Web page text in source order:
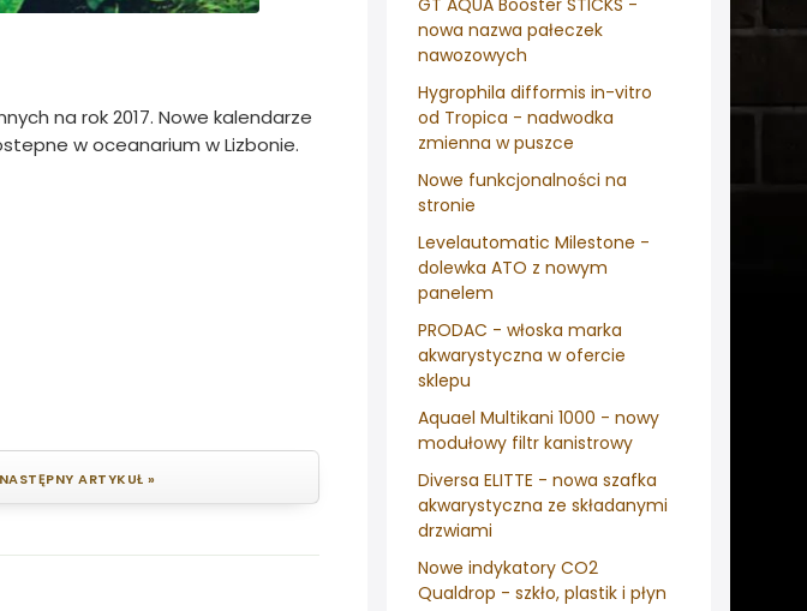
GT AQUA Booster STICKS -
nowa nazwa pałeczek
nawozowych
Hygrophila difformis in-vitro
od Tropica - nadwodka
zmienna w puszce
Nowe funkcjonalności na
stronie
Levelautomatic Milestone -
dolewka ATO z nowym
panelem
PRODAC - włoska marka
akwarystyczna w ofercie
sklepu
Aquael Multikani 1000 - nowy
modułowy filtr kanistrowy
Diversa ELITTE - nowa szafka
akwarystyczna ze składanymi
drzwiami
Nowe indykatory CO2
Qualdrop - szkło, plastik i płyn
na rok 2017. Nowe kalendarze
w oceanarium w Lizbonie.
NASTĘPNY ARTYKUŁ »